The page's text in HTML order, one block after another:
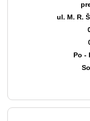
ul. M. R.
Po -